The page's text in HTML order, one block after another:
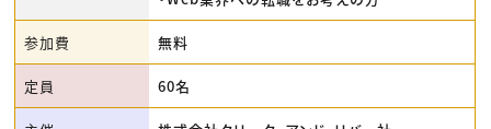
参加費 無料
定員 60名